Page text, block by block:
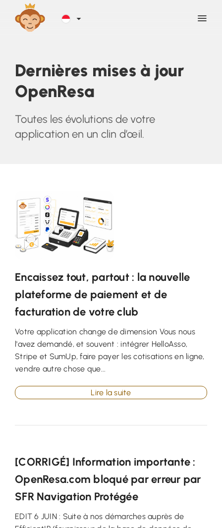
Blog
Aide
SE CONNECTER
Dernières mises à jour
OpenResa
Toutes les évolutions de votre
application en un clin d’œil.
Encaissez tout, partout : la nouvelle
plateforme de paiement et de
facturation de votre club
Votre application change de dimension Vous nous
l'avez demandé, et souvent : intégrer HelloAsso,
Stripe et SumUp, faire payer les cotisations en ligne,
vendre autre chose que...
Lire la suite
[CORRIGÉ] Information importante :
OpenResa.com bloqué par erreur par
SFR Navigation Protégée
EDIT 6 JUIN : Suite à nos démarches auprès de